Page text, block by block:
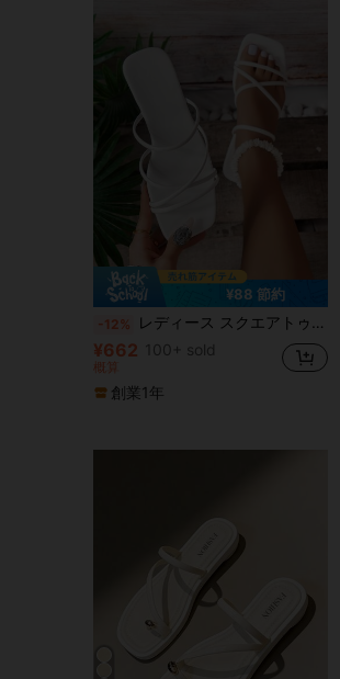
¥88 節約
-12% レディース スクエアトゥ クロスストラップ フラットサンダル、ミニマリストデザイン、夏ビーチウェア、ホリデー必需品
¥662 100+ sold
概算
創業1年